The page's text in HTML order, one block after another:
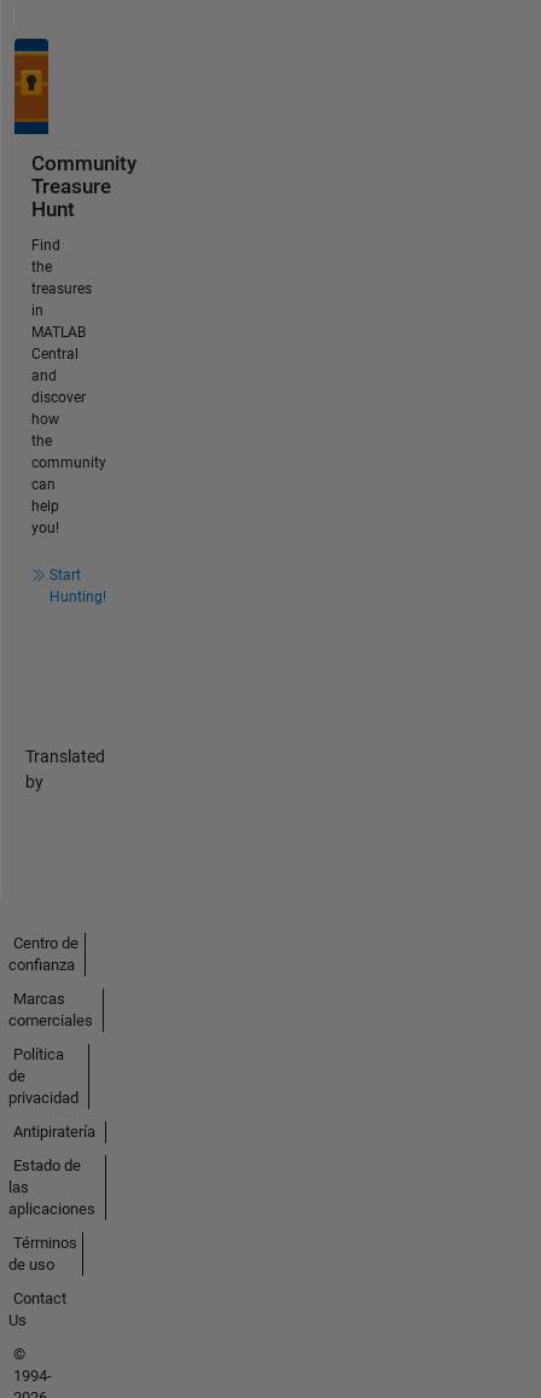
Community
Treasure
Hunt
Find
the
treasures
in
MATLAB
Central
and
discover
how
the
community
can
help
you!
Start
Hunting!
Translated
by
Centro de
confianza
Marcas
comerciales
Política
de
privacidad
Antipiratería
Estado de
las
aplicaciones
Términos
de uso
Contact
Us
©
1994-